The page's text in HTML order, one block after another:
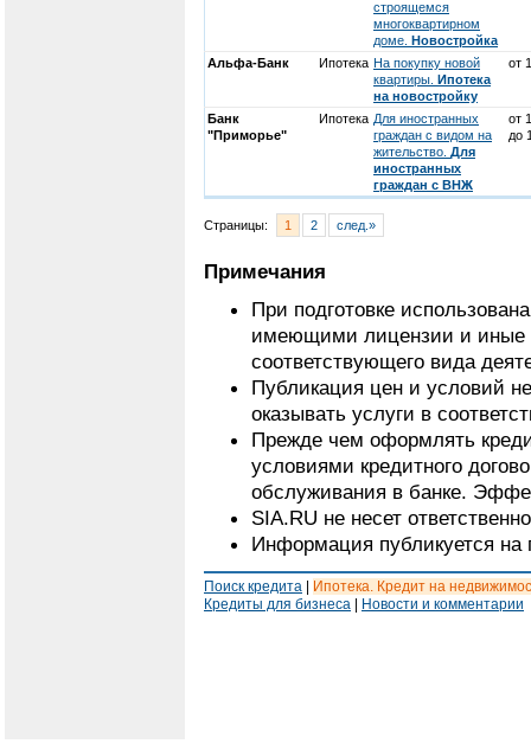
строящемся
многоквартирном
доме. Новостройка
Альфа-Банк
Ипотека На покупку новой
квартиры. Ипотека
на новостройку
от
Банк
"Приморье"
Ипотека Для иностранных
граждан с видом на
жительство. Для
иностранных
граждан с ВНЖ
от
до
Страницы: 1 2 след.»
Примечания
При подготовке
имеющими лицензии и иные
соответствующего вида
Публикация цен и условий
оказывать услуги в
Прежде чем оформлять
условиями кредитного
обслуживания в банке.
SIA.RU не несет
Информация публикуется на
Поиск кредита
Ипотека. Кредит на
Кредиты для бизнеса
Новости и комментарии